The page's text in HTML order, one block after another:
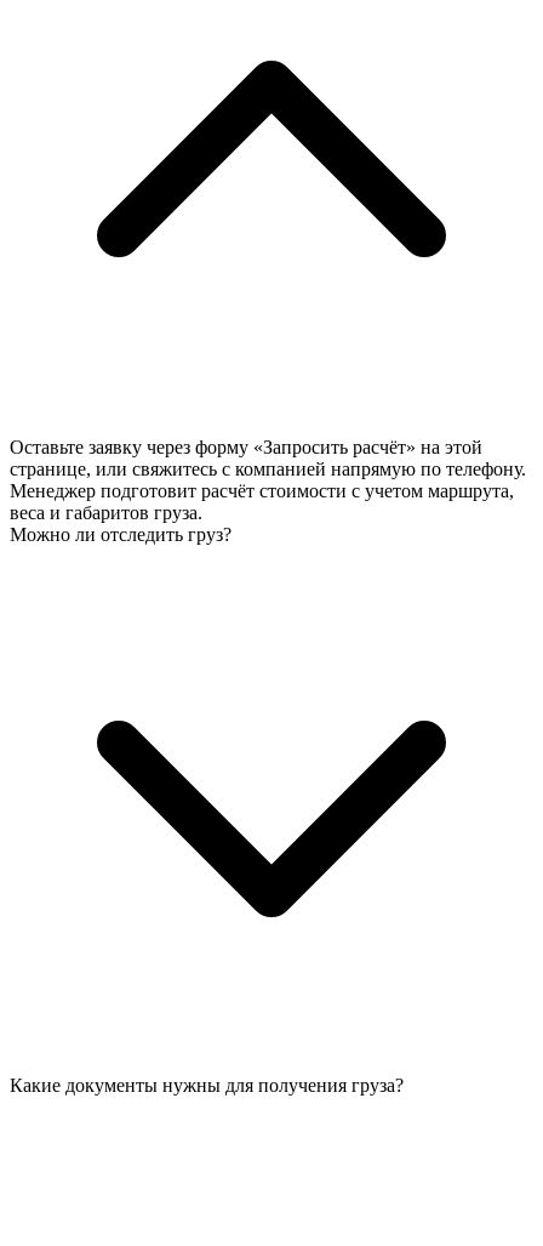
Оставьте заявку через форму «Запросить расчёт» на этой
странице, или свяжитесь с компанией напрямую по телефону.
Менеджер подготовит расчёт стоимости с учетом маршрута,
веса и габаритов груза.
Можно ли отследить груз?
Какие документы нужны для получения груза?